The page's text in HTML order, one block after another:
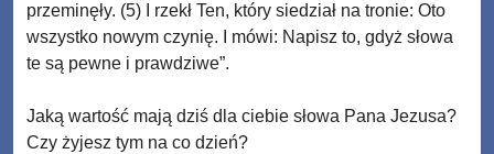
przeminęły. (5) I rzekł Ten, który siedział na tronie: Oto
wszystko nowym czynię. I mówi: Napisz to, gdyż słowa
te są pewne i prawdziwe”.
Jaką wartość mają dziś dla ciebie słowa Pana Jezusa?
Czy żyjesz tym na co dzień?